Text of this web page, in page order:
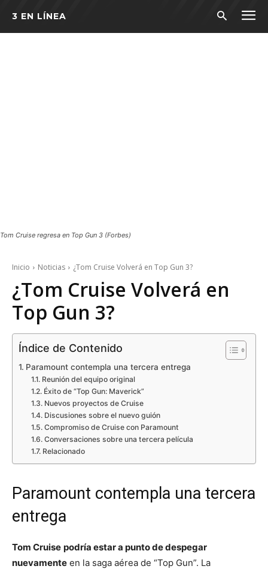
3 EN LÍNEA
Tom Cruise regresa en Top Gun 3 (Forbes)
Inicio Noticias ¿Tom Cruise Volverá en Top Gun 3?
¿Tom Cruise Volverá en
Top Gun 3?
Índice de Contenido
Paramount contempla una tercera entrega
Reunión del equipo original
Éxito de “Top Gun: Maverick”
Nuevos proyectos de Cruise
Discusiones sobre el nuevo guión
Compromiso de Cruise con Paramount
Conversaciones sobre una tercera película
Relacionado
Paramount contempla una tercera
entrega
Tom Cruise podría estar a punto de despegar
nuevamente en la saga aérea de “Top Gun”. La